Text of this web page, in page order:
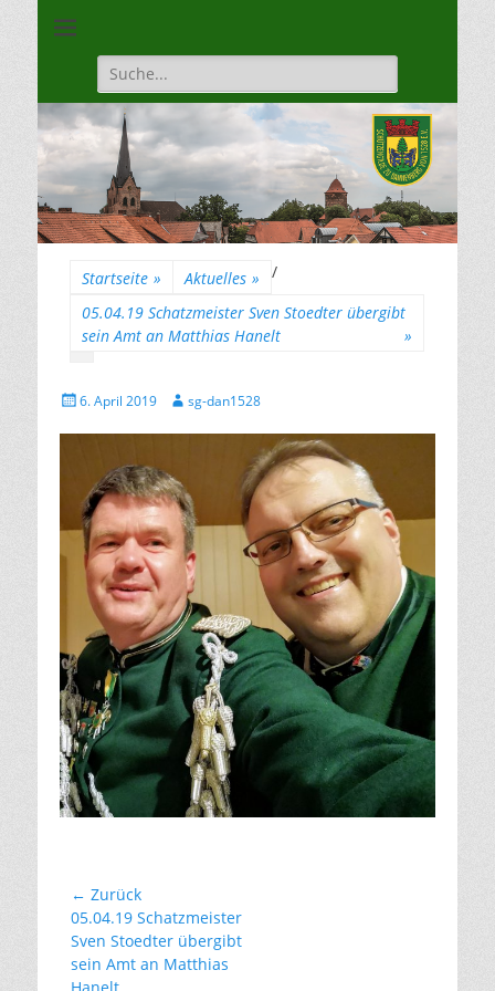
1528
Suche
für:
Startseite » Aktuelles »
/
05.04.19 Schatzmeister Sven Stoedter übergibt
sein Amt an Matthias Hanelt
»
Gepostet
6. April 2019 Autorsg-dan1528
Beitragsnavigation
← Zurück
Vorhergehender
Beitrag:
05.04.19 Schatzmeister
Sven Stoedter übergibt
sein Amt an Matthias